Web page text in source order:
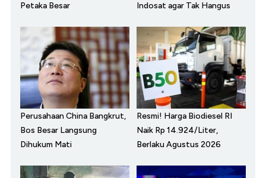
Petaka Besar
Indosat agar Tak Hangus
Perusahaan China Bangkrut,
Bos Besar Langsung
Dihukum Mati
Resmi! Harga Biodiesel RI
Naik Rp 14.924/Liter,
Berlaku Agustus 2026